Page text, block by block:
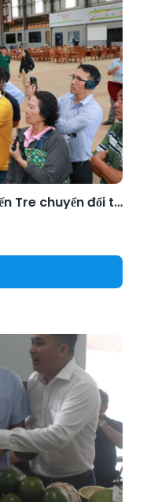
Ngành nông nghiệp Bến Tre chuyển đổi tư duy, nâng cao nhận thức số